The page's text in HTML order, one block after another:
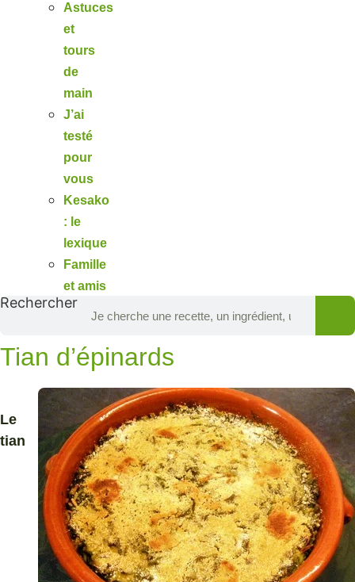
Astuces
et
tours
de
main
J’ai
testé
pour
vous
Kesako
: le
lexique
Famille
et amis
Rechercher
Tian d’épinards
Le
tian